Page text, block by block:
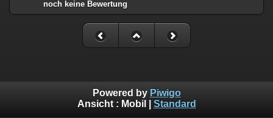
noch keine Bewertung
Powered by Piwigo
Ansicht : Mobil Standard